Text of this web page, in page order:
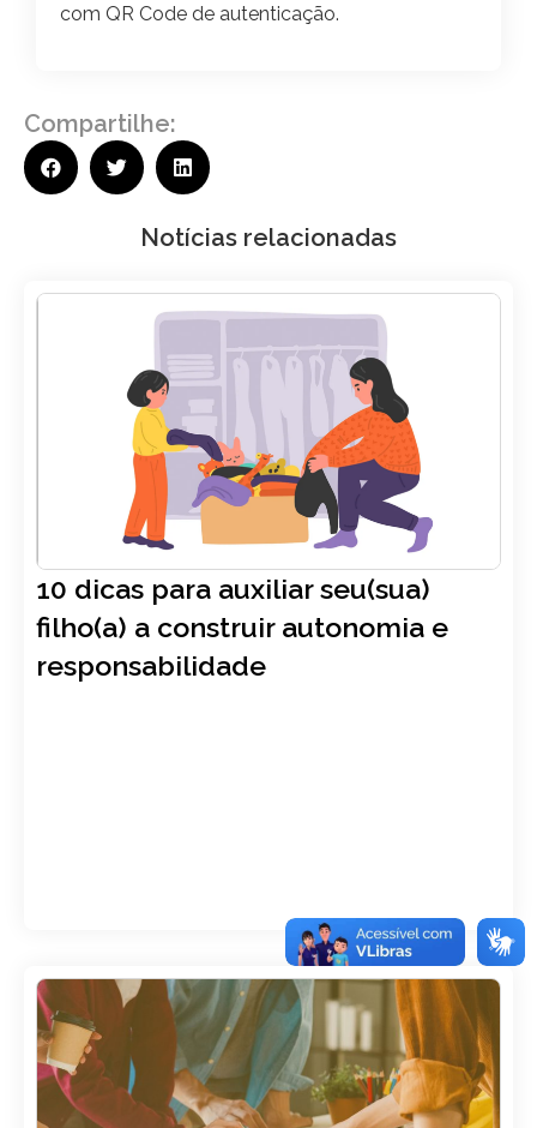
com QR Code de autenticação.
Compartilhe:
Notícias relacionadas
10 dicas para auxiliar seu(sua)
filho(a) a construir autonomia e
responsabilidade